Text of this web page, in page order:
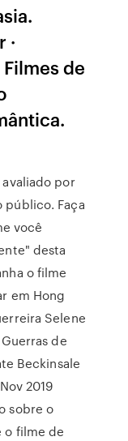
de
avaliado por
público. Faça
você
desta
o filme
em Hong
Selene
de
Beckinsale
2019
sobre o
o filme de